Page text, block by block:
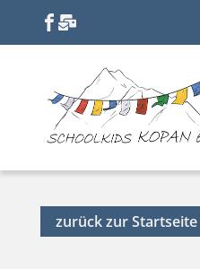
zurück zur Startseite